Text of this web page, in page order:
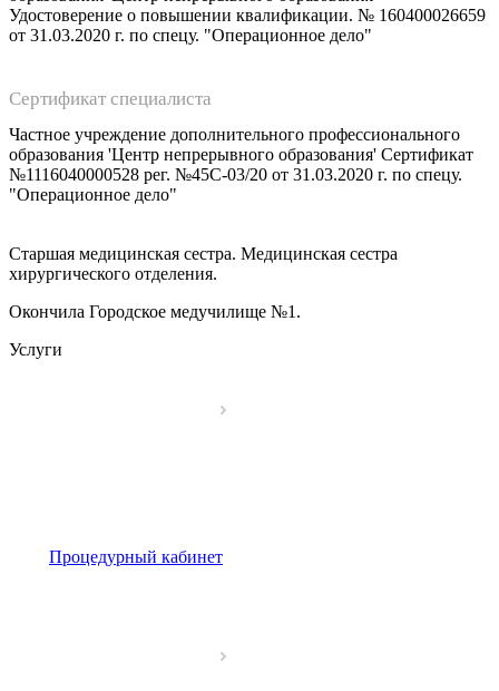
Удостоверение о повышении квалификации. № 160400026659
от 31.03.2020 г. по спецу. "Операционное дело"
Сертификат специалиста
Частное учреждение дополнительного профессионального
образования 'Центр непрерывного образования' Сертификат
№1116040000528 рег. №45С-03/20 от 31.03.2020 г. по спецу.
"Операционное дело"
Старшая медицинская сестра. Медицинская сестра
хирургического отделения.
Окончила Городское медучилище №1.
Услуги
Процедурный кабинет